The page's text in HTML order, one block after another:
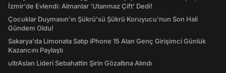
İzmir'de Evlendi: Almanlar 'Utanmaz Çift' Dedi!
Çocuklar Duymasın'ın Şükrü'sü Şükrü Koruyucu'nun Son Hali
Gündem Oldu!
Sakarya'da Limonata Satıp iPhone 15 Alan Genç Girişimci Günlük
Kazancını Paylaştı
ultrAslan Lideri Sebahattin Şirin Gözaltına Alındı